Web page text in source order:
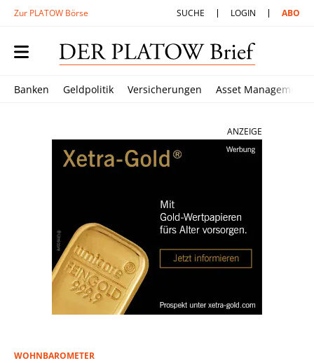
Zur PLATOW Börse SUCHE LOGIN ABO
Banken Geldpolitik Versicherungen Asset Management
ANZEIGE
WOHNBAROMETER